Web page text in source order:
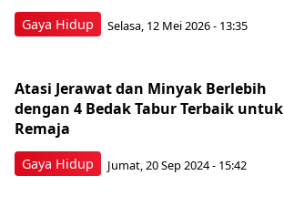
Gaya Hidup Selasa, 12 Mei 2026 - 13:35
Gaya Hidup
Atasi Jerawat dan Minyak Berlebih
dengan 4 Bedak Tabur Terbaik untuk
Remaja
Jumat, 20 Sep 2024 - 15:42